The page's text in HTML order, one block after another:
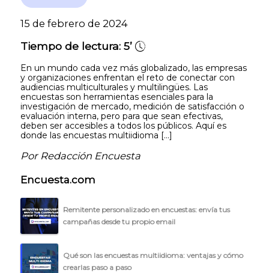
15 de febrero de 2024
Tiempo de lectura: 5’
En un mundo cada vez más globalizado, las empresas
y organizaciones enfrentan el reto de conectar con
audiencias multiculturales y multilingües. Las
encuestas son herramientas esenciales para la
investigación de mercado, medición de satisfacción o
evaluación interna, pero para que sean efectivas,
deben ser accesibles a todos los públicos. Aquí es
donde las encuestas multiidioma […]
Por Redacción Encuesta
Encuesta.com
Remitente personalizado en encuestas: envía tus
campañas desde tu propio email
Qué son las encuestas multiidioma: ventajas y cómo
crearlas paso a paso